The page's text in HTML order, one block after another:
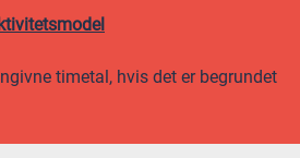
timetal, hvis det er begrundet